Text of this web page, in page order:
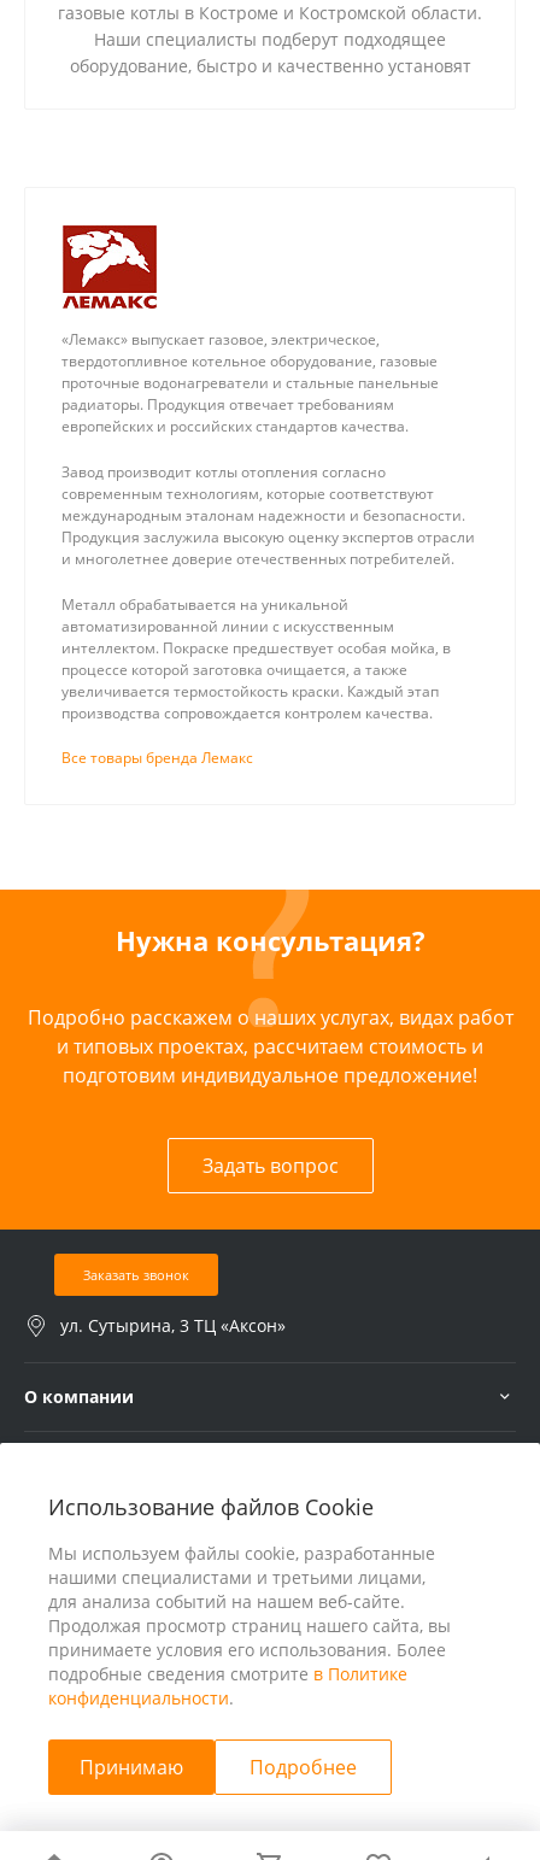
Использование файлов Cookie
Мы используем файлы cookie, разработанные
нашими специалистами и третьими лицами,
для анализа событий на нашем веб-сайте.
Продолжая просмотр страниц нашего сайта, вы
принимаете условия его использования. Более
подробные сведения смотрите в Политике
конфиденциальности.
Принимаю Подробнее
газовые котлы в Костроме и Костромской области.
Наши специалисты подберут подходящее
оборудование, быстро и качественно установят
«Лемакс» выпускает газовое, электрическое,
твердотопливное котельное оборудование, газовые
проточные водонагреватели и стальные панельные
радиаторы. Продукция отвечает требованиям
европейских и российских стандартов качества.
Завод производит котлы отопления согласно
современным технологиям, которые соответствуют
международным эталонам надежности и безопасности.
Продукция заслужила высокую оценку экспертов отрасли
и многолетнее доверие отечественных потребителей.
Металл обрабатывается на уникальной
автоматизированной линии с искусственным
интеллектом. Покраске предшествует особая мойка, в
процессе которой заготовка очищается, а также
увеличивается термостойкость краски. Каждый этап
производства сопровождается контролем качества.
Все товары бренда Лемакс
Нужна консультация?
Подробно расскажем о наших услугах, видах работ
и типовых проектах, рассчитаем стоимость и
подготовим индивидуальное предложение!
Задать вопрос
Заказать звонок
ул. Сутырина, 3 ТЦ «Аксон»
О компании